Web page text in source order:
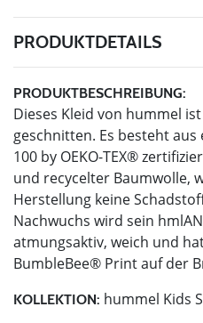
PRODUKTDETAILS
PRODUKTBESCHREIBUNG:
Dieses Kleid von hummel
geschnitten. Es besteht aus
100 by OEKO-TEX®
und recycelter Baumwolle,
Herstellung keine
Nachwuchs wird sein
atmungsaktiv, weich und
BumbleBee® Print auf der
KOLLEKTION: hummel Kids